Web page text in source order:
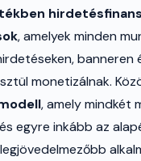
, amelyek minden
banneren
monetizálnak.
, amely mindkét
egyre inkább az